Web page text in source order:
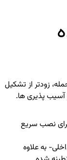
زودتر از تشکیل
آسیب پذیری ها.
برای نصب سریع
به علاوه